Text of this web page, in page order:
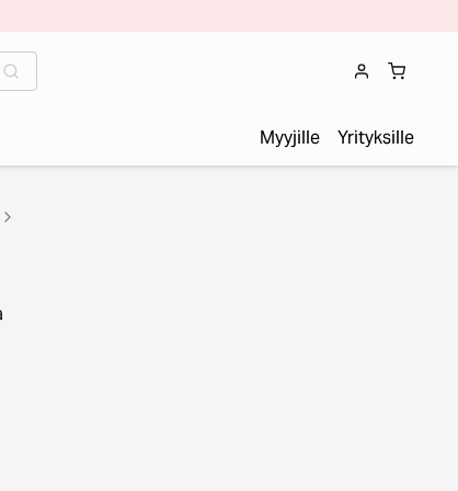
Myyjille Yrityksille